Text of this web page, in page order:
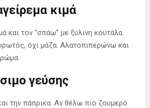
κιμά
και τον “σπάω” με ξύλινη κουτάλα.
όχι μάζα. Αλατοπιπερώνω και
γεύσης
την πάπρικα. Αν θέλω πιο ζουμερό